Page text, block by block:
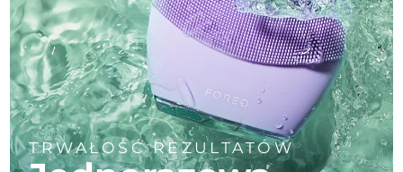
TRWAŁOŚĆ REZULTATÓW